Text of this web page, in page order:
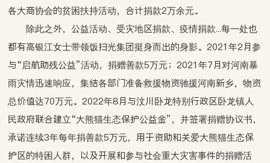
各大商协会的贫困扶持活动，合计捐款2万余元。
除此之外，公益活动、受灾地区捐款、疫情捐款...每一处也
都有高银江女士带领饭扫光集团挺身而出的身影。2021年2月参
与“启航助残公益”活动，捐赠善款5万元；2021年7月对河南暴
雨灾情迅速响应，集结各部门准备救援物资驰援河南新乡，物资
总价值达70万元。2022年8月与汶川卧龙特别行政区卧龙镇人
民政府联合建立“大熊猫生态保护公益金”，并签署捐赠协议书，
承诺连续3年每年捐善款5万元，用于资助和关爱大熊猫生态保
护区的特困人群，以及开展和参与社会重大灾害事件的捐赠活